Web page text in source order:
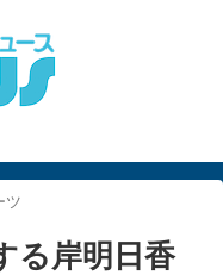
ツ
る岸明日香